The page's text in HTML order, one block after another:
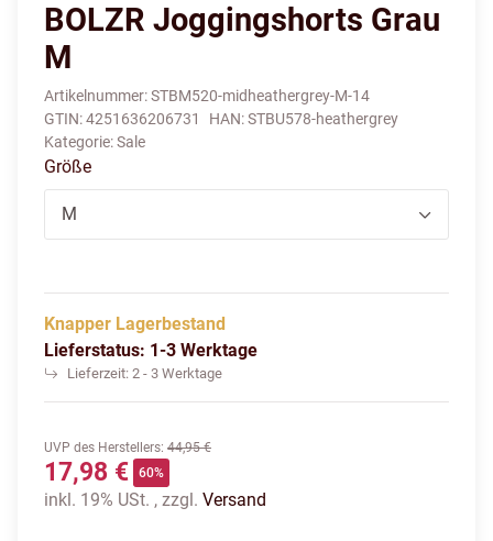
BOLZR Joggingshorts Grau
M
Artikelnummer:STBM520-midheathergrey-M-14
GTIN:4251636206731 HAN:STBU578-heathergrey
Kategorie:Sale
Größe
M
Knapper Lagerbestand
Lieferstatus: 1-3 Werktage
Lieferzeit: 2 - 3 Werktage
UVP des Herstellers: 44,95 €
17,98 € 60%
inkl. 19% USt. , zzgl. Versand